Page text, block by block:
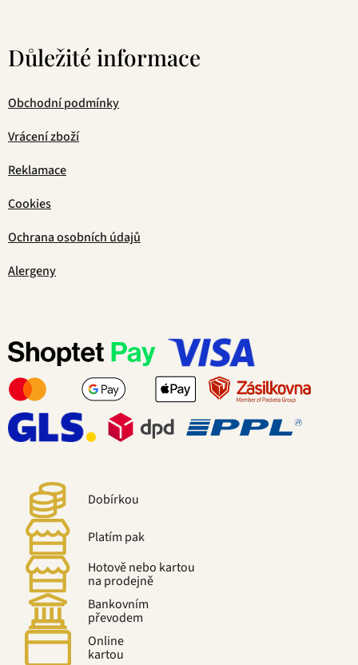
Důležité informace
Obchodní podmínky
Vrácení zboží
Reklamace
Cookies
Ochrana osobních údajů
Alergeny
Dobírkou
Platím pak
Hotově nebo kartou
na prodejně
Bankovním
převodem
Online
kartou